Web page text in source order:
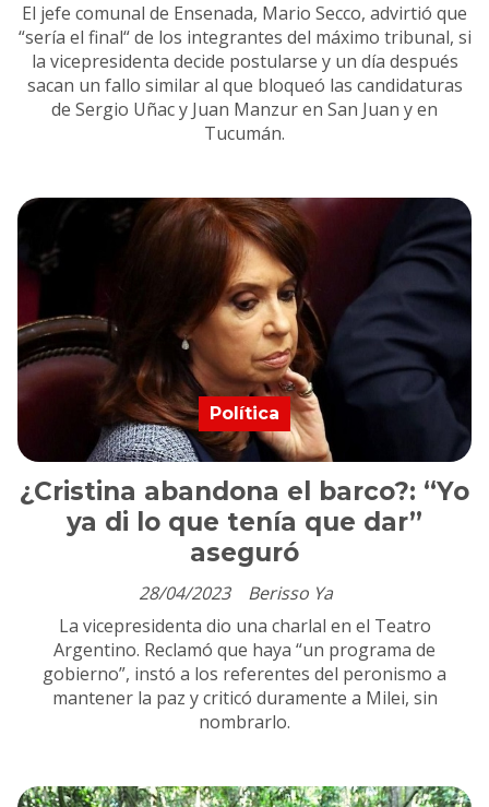
El jefe comunal de Ensenada, Mario Secco, advirtió que
“sería el final“ de los integrantes del máximo tribunal, si
la vicepresidenta decide postularse y un día después
sacan un fallo similar al que bloqueó las candidaturas
de Sergio Uñac y Juan Manzur en San Juan y en
Tucumán.
¿Cristina abandona el barco?: “Yo
ya di lo que tenía que dar”
aseguró
Berisso Ya
Política
28/04/2023
La vicepresidenta dio una charlal en el Teatro
Argentino. Reclamó que haya “un programa de
gobierno”, instó a los referentes del peronismo a
mantener la paz y criticó duramente a Milei, sin
nombrarlo.